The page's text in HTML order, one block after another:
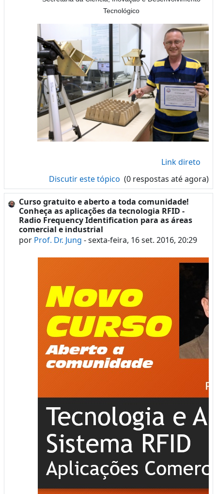
Tecnológico
Link direto
Discutir este tópico (0 respostas até agora)
Curso gratuito e aberto a toda comunidade!
Conheça as aplicações da tecnologia RFID -
Radio Frequency Identification para as áreas
comercial e industrial
por Prof. Dr. Jung -sexta-feira, 16 set. 2016, 20:29